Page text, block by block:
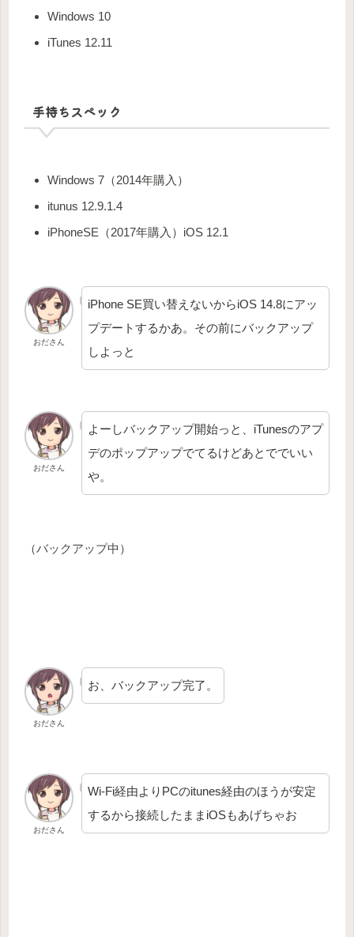
Windows 10
iTunes 12.11
手持ちスペック
Windows 7（2014年購入）
itunus 12.9.1.4
iPhoneSE（2017年購入）iOS 12.1
おださん
iPhone SE買い替えないからiOS 14.8にアッ
プデートするかあ。その前にバックアップ
しよっと
おださん
よーしバックアップ開始っと、iTunesのアプ
デのポップアップでてるけどあとででいい
や。
（バックアップ中）
おださん
お、バックアップ完了。
おださん
Wi-Fi経由よりPCのitunes経由のほうが安定
するから接続したままiOSもあげちゃお